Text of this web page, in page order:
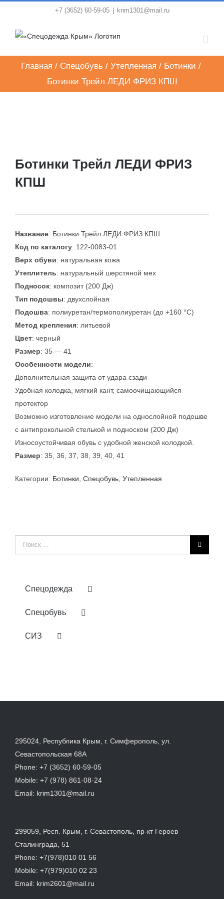
content
+7 (3652) 60-59-05 krim1301@mail.ru
Главная / Спецобувь / Утепленная / Ботинки /
Ботинки Трейл ЛЕДИ ФРИЗ КПШ
Ботинки Трейл ЛЕДИ ФРИЗ
КПШ
Название: Ботинки Трейл ЛЕДИ ФРИЗ КПШ
Код по каталогу: 122-0083-01
Верх обуви: натуральная кожа
Утеплитель: натуральный шерстяной мех
Подносок: композит (200 Дж)
Тип подошвы: двухслойная
Подошва: полиуретан/термополиуретан (до +160 °C)
Метод крепления: литьевой
Цвет: черный
Размер: 35 — 41
Особенности модели:
Дополнительная защита от удара сзади
Удобная колодка, мягкий кант, самоочищающийся
протектор
Возможно изготовление модели на однослойной подошве
с антипрокольной стелькой и подноском (200 Дж)
Износоустойчивая обувь с удобной женской колодкой.
Размер: 35, 36, 37, 38, 39, 40, 41
Категории: Ботинки Спецобувь Утепленная
Результат
поиска:
Спецодежда
Спецобувь
СИЗ
295024, Республика Крым, г. Симферополь, ул.
Севастопольская 68А
Phone: +7 (3652) 60-59-05
Mobile: +7 (978) 861-08-24
Email: krim1301@mail.ru
299059, Респ. Крым, г. Севастополь, пр-кт Героев
Сталинграда, 51
Phone: +7(978)010 01 56
Mobile: +7(979)010 02 23
Email: krim2601@mail.ru